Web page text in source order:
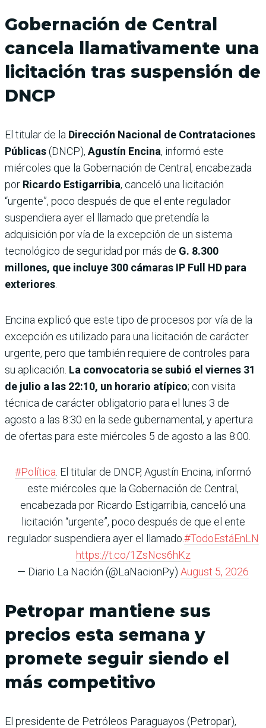
Gobernación de Central
cancela llamativamente una
licitación tras suspensión de
DNCP
El titular de la Dirección Nacional de Contrataciones
Públicas(DNCP), Agustín Encina, informó este
miércoles que la Gobernación de Central, encabezada
por Ricardo Estigarribia, canceló una licitación
“urgente”, poco después de que el ente regulador
suspendiera ayer el llamado que pretendía la
adquisición por vía de la excepción de un sistema
tecnológico de seguridad por más de G. 8.300
millones, que incluye 300 cámaras IP Full HD para
exteriores
Encina explicó que este tipo de procesos por vía de la
excepción es utilizado para una licitación de carácter
urgente, pero que también requiere de controles para
su aplicación. La convocatoria se subió el viernes 31
de julio a las 22:10, un horario atípico; con visita
técnica de carác­ter obligatorio para el lunes 3 de
agosto a las 8:30 en la sede gubernamental, y apertura
de ofertas para este miérco­les 5 de agosto a las 8:00.
#Política . El titular de DNCP, Agustín Encina, informó
este miércoles que la Gobernación de Central,
encabezada por Ricardo Estigarribia, canceló una
licitación “urgente”, poco después de que el ente
regulador suspendiera ayer el llamado.#TodoEstáEnLN
https://t.co/1ZsNcs6hKz
— Diario La Nación (@LaNacionPy) August 5, 2026
Petropar mantiene sus
precios esta semana y
promete seguir siendo el
más competitivo
El presidente de Petróleos Paraguayos (Petropar),